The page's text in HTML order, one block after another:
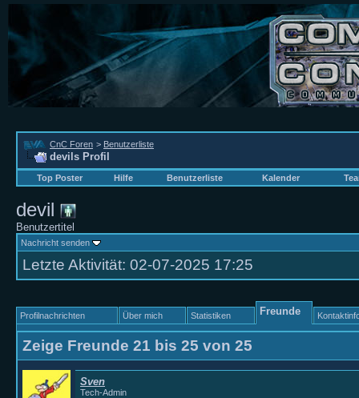
CnC Foren > Benutzerliste
devils Profil
Top Poster Hilfe Benutzerliste Kalender
devil
Benutzertitel
Nachricht senden
Letzte Aktivität: 02-07-2025 17:25
Profilnachrichten Über mich Statistiken Freunde
Zeige Freunde 21 bis 25 von 25
Sven
Tech-Admin